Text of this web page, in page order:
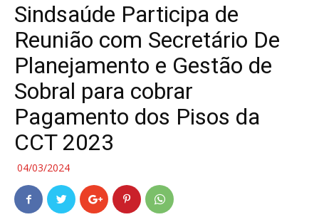
Sindsaúde Participa de
Reunião com Secretário De
Planejamento e Gestão de
Sobral para cobrar
Pagamento dos Pisos da
CCT 2023
04/03/2024